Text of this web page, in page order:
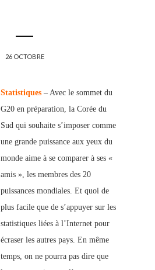
26 OCTOBRE
Statistiques – Avec le sommet du
G20 en préparation, la Corée du
Sud qui souhaite s’imposer comme
une grande puissance aux yeux du
monde aime à se comparer à ses «
amis », les membres des 20
puissances mondiales. Et quoi de
plus facile que de s’appuyer sur les
statistiques liées à l’Internet pour
écraser les autres pays. En même
temps, on ne pourra pas dire que